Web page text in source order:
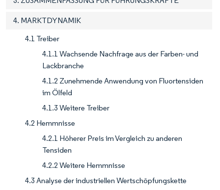
4. MARKTDYNAMIK
4.1 Treiber
4.1.1 Wachsende Nachfrage aus der Farben- und
Lackbranche
4.1.2 Zunehmende Anwendung von Fluortensiden
im Ölfeld
4.1.3 Weitere Treiber
4.2 Hemmnisse
4.2.1 Höherer Preis im Vergleich zu anderen
Tensiden
4.2.2 Weitere Hemmnisse
4.3 Analyse der industriellen Wertschöpfungskette